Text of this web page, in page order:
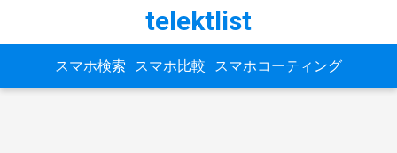
telektlist
スマホ検索 スマホ比較 スマホコーティング